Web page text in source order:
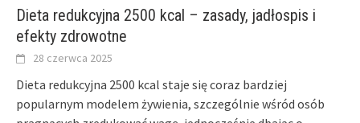
Dieta redukcyjna 2500 kcal – zasady, jadłospis i
efekty zdrowotne
28 czerwca 2025
Dieta redukcyjna 2500 kcal staje się coraz bardziej
popularnym modelem żywienia, szczególnie wśród osób